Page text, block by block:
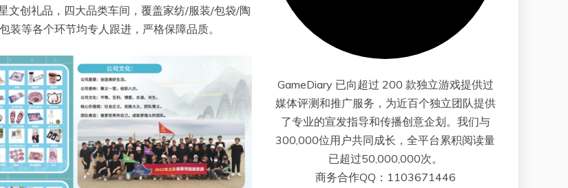
文创礼品，四大品类车间，覆盖家纺/服装/包袋/陶
等各个环节均专人跟进，严格保障品质。
GameDiary 已向超过 200 款独立游戏提供过
媒体评测和推广服务，为近百个独立团队提供
了专业的宣发指导和传播创意企划。我们与
300,000位用户共同成长，全平台累积阅读量
已超过50,000,000次。
商务合作QQ：1103671446